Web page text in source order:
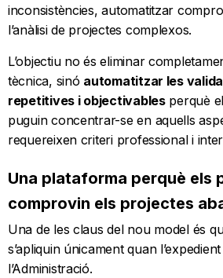
inconsistències, automatitzar
l’anàlisi de projectes complexos.
L’objectiu no és eliminar
tècnica, sinó automatitzar les
repetitives i objectivablesperquè
puguin concentrar-se en aquells
requereixen criteri professional i
Una plataforma perquè els
comprovin els projectes
Una de les claus del nou model és
s’apliquin únicament quan
l’Administració.